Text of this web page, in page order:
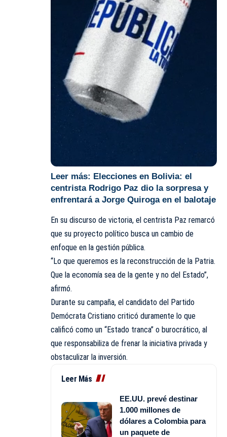
Leer más: Elecciones en Bolivia: el
centrista Rodrigo Paz dio la sorpresa y
enfrentará a Jorge Quiroga en el balotaje
En su discurso de victoria, el centrista Paz remarcó
que su proyecto político busca un cambio de
enfoque en la gestión pública.
“Lo que queremos es la reconstrucción de la Patria.
Que la economía sea de la gente y no del Estado”,
afirmó.
Durante su campaña, el candidato del Partido
Demócrata Cristiano criticó duramente lo que
calificó como un “Estado tranca” o burocrático, al
que responsabiliza de frenar la iniciativa privada y
obstaculizar la inversión.
Leer Más
EE.UU. prevé destinar
1.000 millones de
dólares a Colombia para
un paquete de